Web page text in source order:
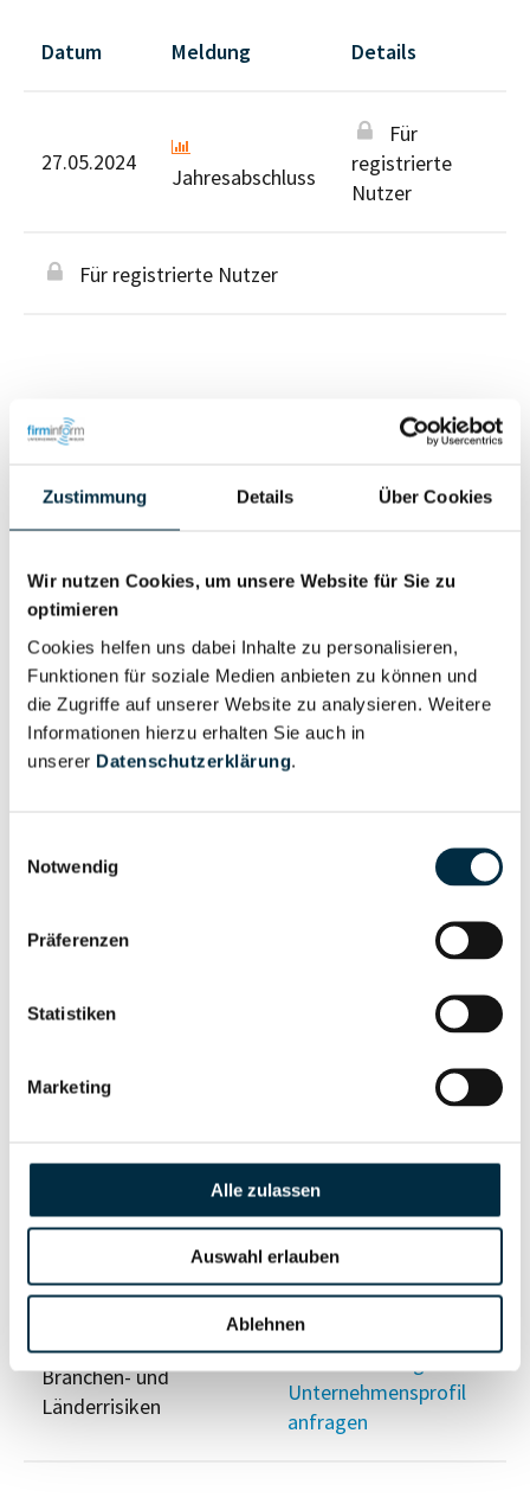
Zustimmung Details Über Cookies
Wir nutzen Cookies, um unsere Website für Sie zu
optimieren
Cookies helfen uns dabei Inhalte zu personalisieren,
Funktionen für soziale Medien anbieten zu können und
die Zugriffe auf unserer Website zu analysieren. Weitere
Informationen hierzu erhalten Sie auch in
unserer Datenschutzerklärung.
Notwendig
Präferenzen
Statistiken
Marketing
Alle zulassen
Auswahl erlauben
Ablehnen
Datum Meldung Details
27.05.2024
Jahresabschluss
Für
registrierte
Nutzer
Für registrierte Nutzer
Gesellschafterstruktur
Unternehmensprofil
Unternehmensnetzwerk
Vollständiges
Unternehmensprofil
Berechtigten Pfad
Unternehmensprofil
Risikoinformationen
PEP- und
Vollständiges
Unternehmensprofil
Insolvenzinformationen
Vollständiges
Unternehmensprofil
anfragen
Branchen- und
Länderrisiken
Vollständiges
Unternehmensprofil
anfragen